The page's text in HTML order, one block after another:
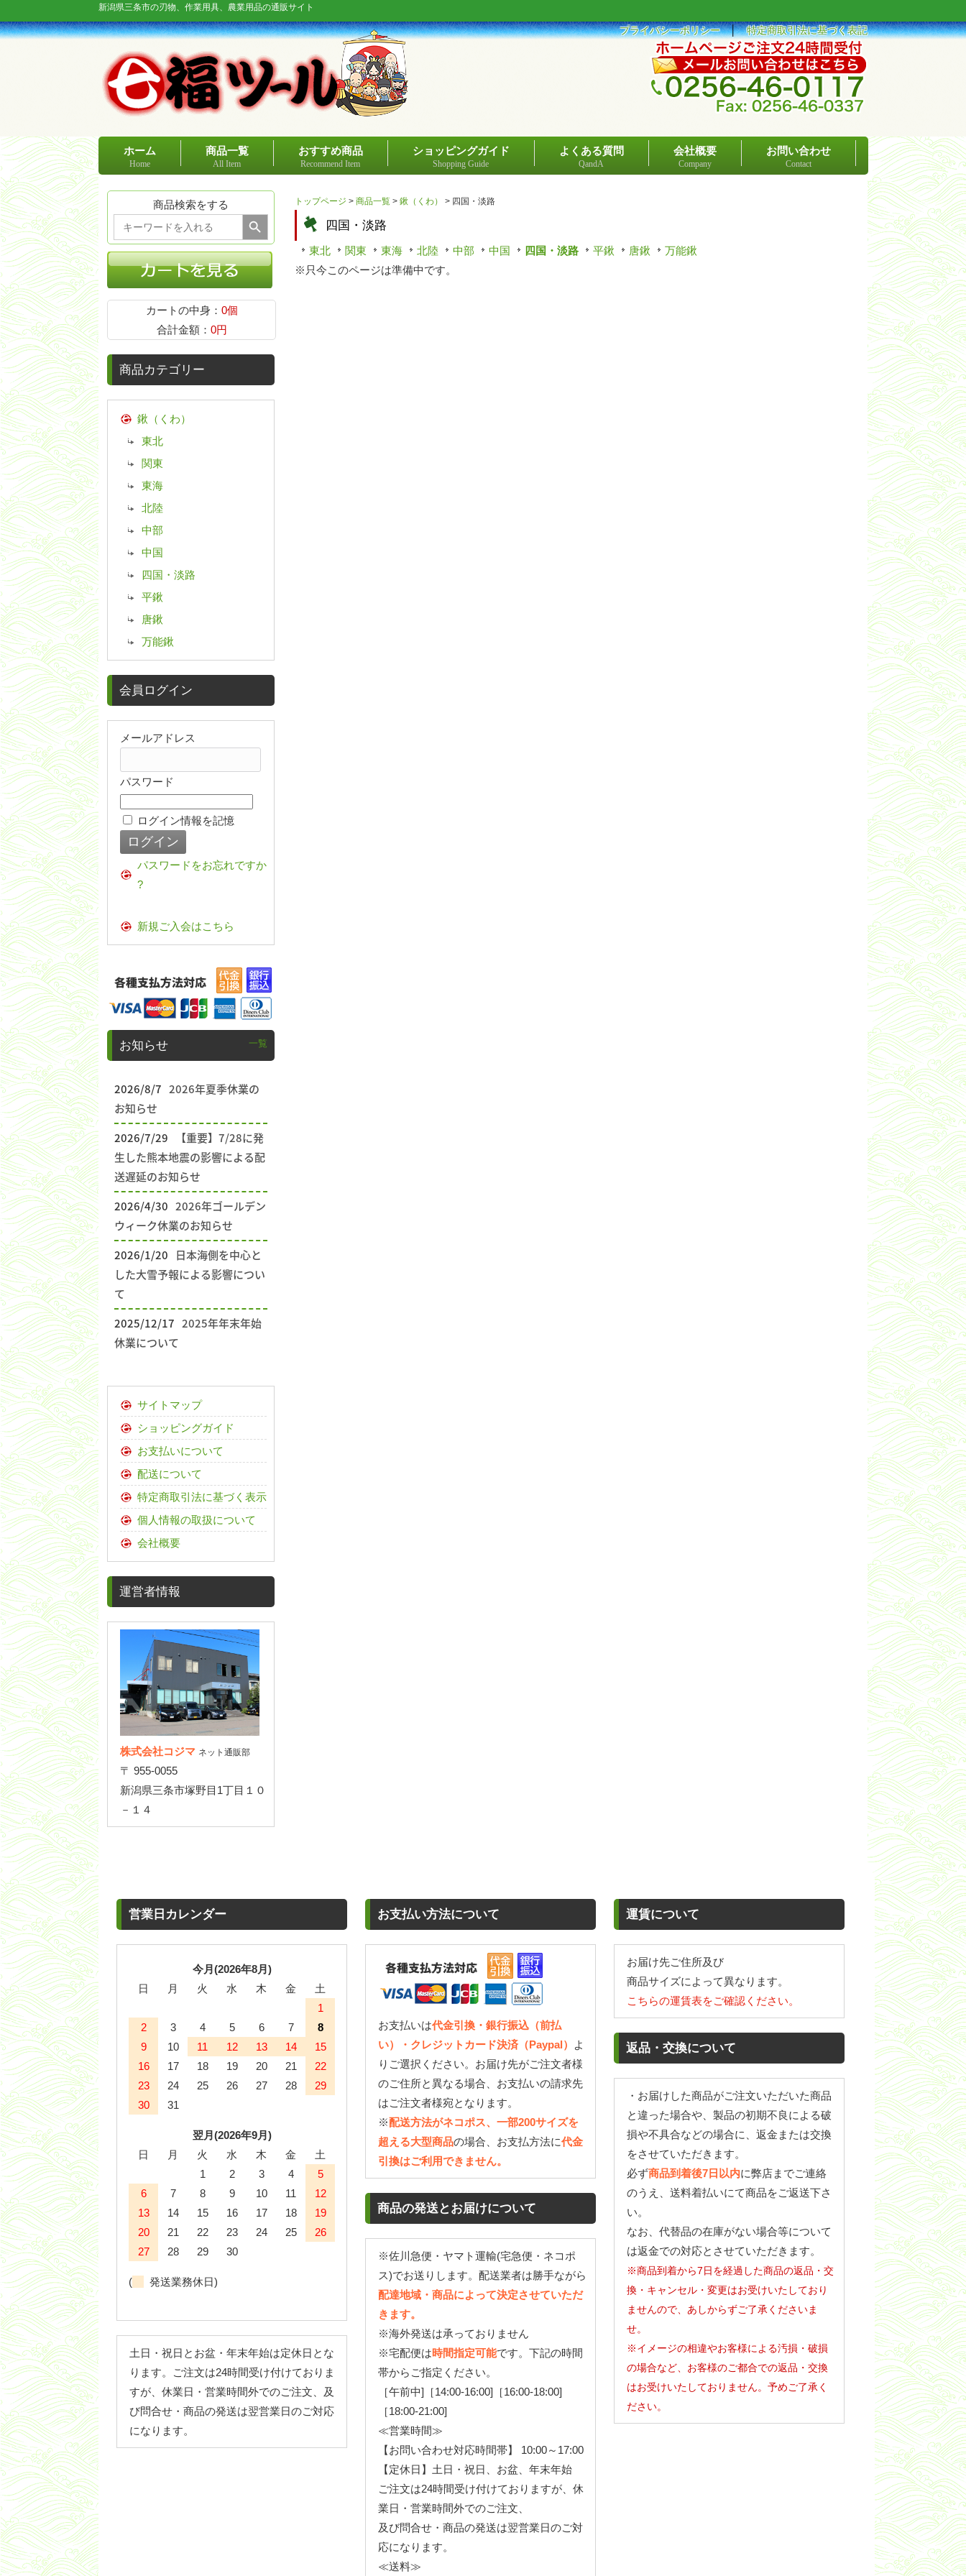
新潟県三条市の刃物、作業用具、農業用品の通販サイト
プライバシーポリシー│特定商取引法に基づく表記
ホーム
Home
商品一覧
All Item
おすすめ商品
Recommend Item
ショッピングガイド
Shopping Guide
よくある質問
QandA
会社概要
Company
お問い合わせ
Contact
トップページ > 商品一覧 > 鍬（くわ） > 四国・淡路
四国・淡路
東北 関東 東海 北陸 中部 中国 四国・淡路 平鍬 唐鍬
万能鍬
※只今このページは準備中です。
商品検索をする
Search
for:
Search Button
カートの中身： 0個
合計金額： 0円
商品カテゴリー
鍬（くわ）
東北
関東
東海
北陸
中部
中国
四国・淡路
平鍬
唐鍬
万能鍬
会員ログイン
メールアドレス
パスワード
ログイン情報を記憶
パスワードをお忘れですか
?
新規ご入会はこちら
お知らせ 一覧
2026/8/7 2026年夏季休業の
お知らせ
2026/7/29
【重要】7/28に発
生した熊本地震の影響による配
送遅延のお知らせ
2026/4/30 2026年ゴールデン
ウィーク休業のお知らせ
2026/1/20
日本海側を中心と
した大雪予報による影響につい
て
2025/12/17 2025年年末年始
休業について
サイトマップ
ショッピングガイド
お支払いについて
配送について
特定商取引法に基づく表示
個人情報の取扱について
会社概要
運営者情報
株式会社コジマ ネット通販部
〒 955-0055
新潟県三条市塚野目1丁目１０
－１４
営業日カレンダー
今月(2026年8月)
日
月 火 水 木 金
土
1
2
3 4 5 6 7
8
9
10 11 12 13 14
15
16
17 18 19 20 21
22
23
24 25 26 27 28
29
30
31
翌月(2026年9月)
日
月 火 水 木 金
土
1
2 3 4
5
6
7 8 9 10 11
12
13
14 15 16 17 18
19
20
21 22 23 24 25
26
27
28 29 30
( 発送業務休日)
土日・祝日とお盆・年末年始は定休日とな
ります。ご注文は24時間受け付けておりま
すが、休業日・営業時間外でのご注文、及
び問合せ・商品の発送は翌営業日のご対応
になります。
お支払い方法について
お支払いは代金引換・銀行振込（前払
い）・クレジットカード決済（Paypal）
よ
りご選択ください。お届け先がご注文者様
のご住所と異なる場合、お支払いの請求先
はご注文者様宛となります。
※配送方法がネコポス、一部200サイズを
超える大型商品の場合、お支払方法に代金
引換はご利用できません。
商品の発送とお届けについて
※佐川急便・ヤマト運輸(宅急便・ネコポ
ス)でお送りします。配送業者は勝手ながら
配達地域・商品によって決定させていただ
きます。
※海外発送は承っておりません
※宅配便は時間指定可能です。下記の時間
帯からご指定ください。
［午前中]［14:00-16:00]［16:00-18:00]
［18:00-21:00]
≪営業時間≫
【お問い合わせ対応時間帯】 10:00～17:00
【定休日】土日・祝日、お盆、年末年始
ご注文は24時間受け付けておりますが、休
業日・営業時間外でのご注文、
及び問合せ・商品の発送は翌営業日のご対
応になります。
≪送料≫
運賃について
お届け先ご住所及び
商品サイズによって異なります。
こちらの運賃表をご確認ください。
返品・交換について
・お届けした商品がご注文いただいた商品
と違った場合や、製品の初期不良による破
損や不具合などの場合に、返金または交換
をさせていただきます。
必ず商品到着後7日以内に弊店までご連絡
のうえ、送料着払いにて商品をご返送下さ
い。
なお、代替品の在庫がない場合等について
は返金での対応とさせていただきます。
※商品到着から7日を経過した商品の返品・交
換・キャンセル・変更はお受けいたしており
ませんので、あしからずご了承くださいま
せ。
※イメージの相違やお客様による汚損・破損
の場合など、お客様のご都合での返品・交換
はお受けいたしておりません。予めご了承く
ださい。